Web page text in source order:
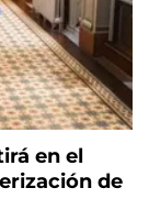
en el
de